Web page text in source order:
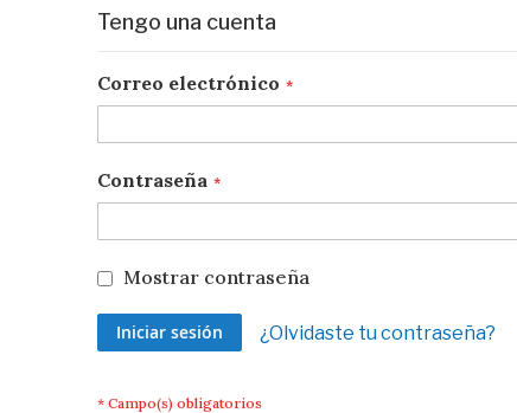
Tengo una cuenta
Correo electrónico
Contraseña
Mostrar contraseña
Iniciar sesión ¿Olvidaste tu contraseña?